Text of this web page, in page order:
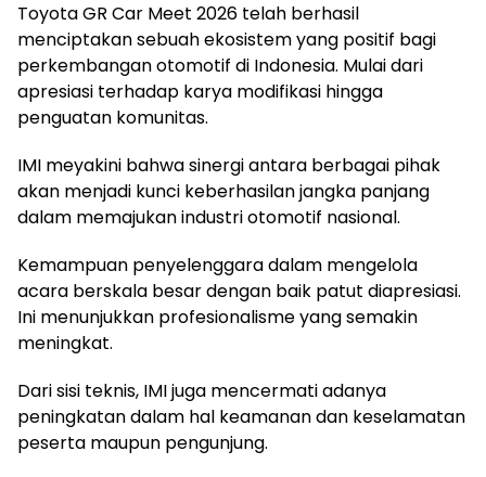
Toyota GR Car Meet 2026 telah berhasil
menciptakan sebuah ekosistem yang positif bagi
perkembangan otomotif di Indonesia. Mulai dari
apresiasi terhadap karya modifikasi hingga
penguatan komunitas.
IMI meyakini bahwa sinergi antara berbagai pihak
akan menjadi kunci keberhasilan jangka panjang
dalam memajukan industri otomotif nasional.
Kemampuan penyelenggara dalam mengelola
acara berskala besar dengan baik patut diapresiasi.
Ini menunjukkan profesionalisme yang semakin
meningkat.
Dari sisi teknis, IMI juga mencermati adanya
peningkatan dalam hal keamanan dan keselamatan
peserta maupun pengunjung.